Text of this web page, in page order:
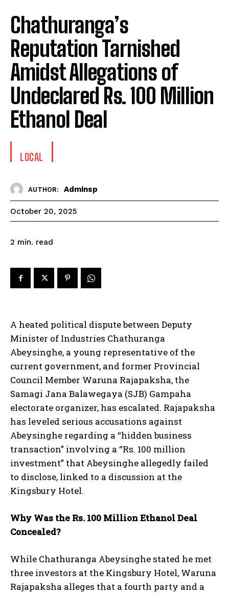
Chathuranga’s
Reputation Tarnished
Amidst Allegations of
Undeclared Rs. 100 Million
Ethanol Deal
LOCAL
AUTHOR: Adminsp
October 20, 2025
2 min. read
A heated political dispute between Deputy
Minister of Industries Chathuranga
Abeysinghe, a young representative of the
current government, and former Provincial
Council Member Waruna Rajapaksha, the
Samagi Jana Balawegaya (SJB) Gampaha
electorate organizer, has escalated. Rajapaksha
has leveled serious accusations against
Abeysinghe regarding a “hidden business
transaction” involving a “Rs. 100 million
investment” that Abeysinghe allegedly failed
to disclose, linked to a discussion at the
Kingsbury Hotel.
Why Was the Rs. 100 Million Ethanol Deal
Concealed?
While Chathuranga Abeysinghe stated he met
three investors at the Kingsbury Hotel, Waruna
Rajapaksha alleges that a fourth party and a